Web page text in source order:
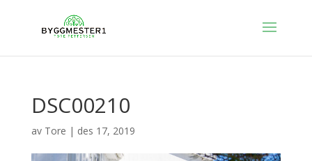
DSC00210
av Tore | des 17, 2019